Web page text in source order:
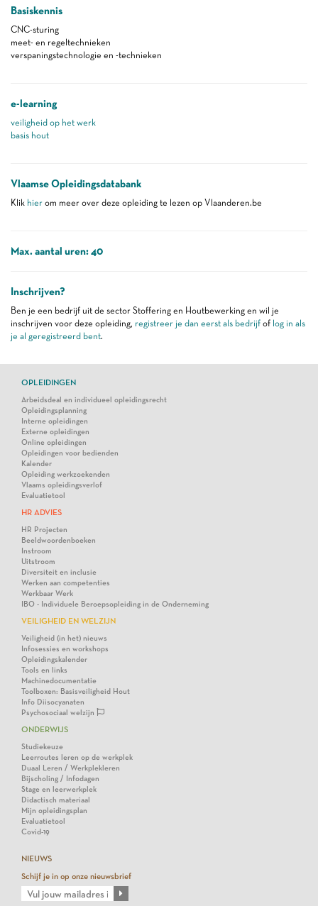
Basiskennis
CNC-sturing
meet- en regeltechnieken
verspaningstechnologie en -technieken
e-learning
veiligheid op het werk
basis hout
Vlaamse Opleidingsdatabank
Klik hier om meer over deze opleiding te lezen op Vlaanderen.be
Max. aantal uren: 40
Inschrijven?
Ben je een bedrijf uit de sector Stoffering en Houtbewerking en wil je
inschrijven voor deze opleiding, registreer je dan eerst als bedrijf of log in als
je al geregistreerd bent.
OPLEIDINGEN
Arbeidsdeal en individueel opleidingsrecht
Opleidingsplanning
Interne opleidingen
Externe opleidingen
Online opleidingen
Opleidingen voor bedienden
Kalender
Opleiding werkzoekenden
Vlaams opleidingsverlof
Evaluatietool
HR ADVIES
HR Projecten
Beeldwoordenboeken
Instroom
Uitstroom
Diversiteit en inclusie
Werken aan competenties
Werkbaar Werk
IBO - Individuele Beroepsopleiding in de Onderneming
VEILIGHEID EN WELZIJN
Veiligheid (in het) nieuws
Infosessies en workshops
Opleidingskalender
Tools en links
Machinedocumentatie
Toolboxen: Basisveiligheid Hout
Info Diisocyanaten
Psychosociaal welzijn
ONDERWIJS
Studiekeuze
Leerroutes leren op de werkplek
Duaal Leren / Werkplekleren
Bijscholing / Infodagen
Stage en leerwerkplek
Didactisch materiaal
Mijn opleidingsplan
Evaluatietool
Covid-19
NIEUWS
Schijf je in op onze nieuwsbrief